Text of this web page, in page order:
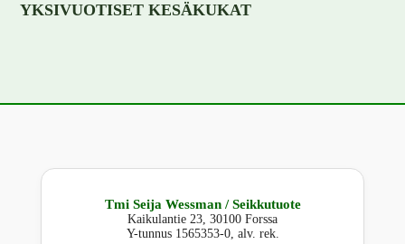
YKSIVUOTISET KESÄKUKAT
Tmi Seija Wessman / Seikkutuote
Kaikulantie 23, 30100 Forssa
Y-tunnus 1565353-0, alv. rek.